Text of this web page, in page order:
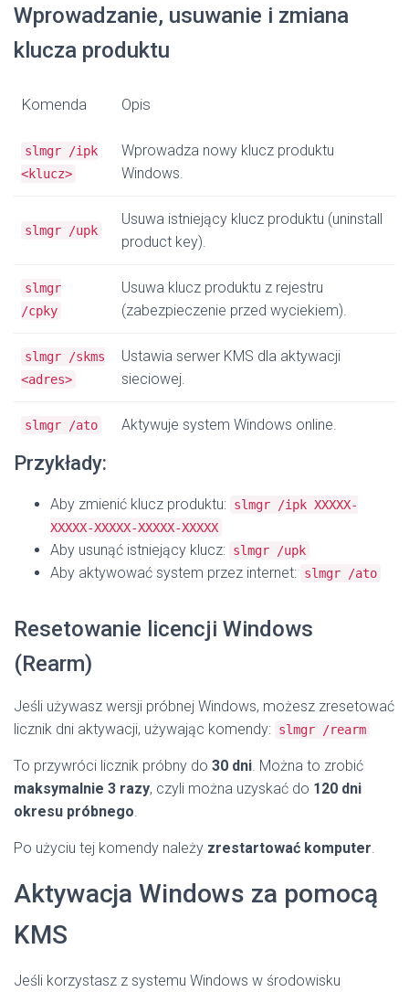
Wprowadzanie, usuwanie i zmiana
klucza produktu
Komenda Opis
slmgr /ipk
<klucz>
Wprowadza nowy klucz produktu
Windows.
slmgr /upk
Usuwa istniejący klucz produktu (uninstall
product key).
slmgr
/cpky
Usuwa klucz produktu z rejestru
(zabezpieczenie przed wyciekiem).
slmgr /skms
<adres>
Ustawia serwer KMS dla aktywacji
sieciowej.
slmgr /ato Aktywuje system Windows online.
Przykłady:
Aby zmienić klucz produktu: slmgr /ipk XXXXX-
XXXXX-XXXXX-XXXXX-XXXXX
Aby usunąć istniejący klucz: slmgr /upk
Aby aktywować system przez internet: slmgr /ato
Resetowanie licencji Windows
(Rearm)
Jeśli używasz wersji próbnej Windows, możesz zresetować
licznik dni aktywacji, używając komendy: slmgr /rearm
To przywróci licznik próbny do 30 dni. Można to zrobić
maksymalnie 3 razy, czyli można uzyskać do 120 dni
okresu próbnego.
Po użyciu tej komendy należy zrestartować komputer.
Aktywacja Windows za pomocą
KMS
Jeśli korzystasz z systemu Windows w środowisku